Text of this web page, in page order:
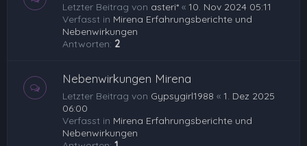
Letzter Beitrag von asteri* « 10. Nov 2024 05:11
Verfasst in Mirena Erfahrungsberichte und
Nebenwirkungen
Antworten: 2
Nebenwirkungen Mirena
Letzter Beitrag von Gypsygirl1988 « 1. Dez 2025
06:00
Verfasst in Mirena Erfahrungsberichte und
Nebenwirkungen